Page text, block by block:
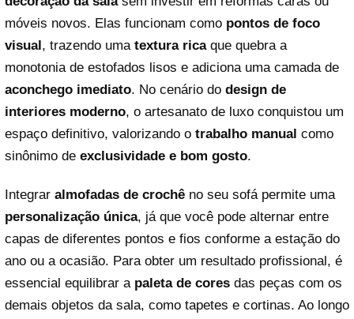
móveis novos. Elas funcionam como pontos de foco
visual , trazendo uma textura ricaque quebra a
monotonia de estofados lisos e adiciona uma camada de
aconchego imediato. No cenário do design de
interiores moderno, o artesanato de luxo conquistou um
espaço definitivo, valorizando o trabalho manual como
sinônimo de exclusividade e bom gosto.
Integrar almofadas de crochê no seu sofá permite uma
personalização única, já que você pode alternar entre
capas de diferentes pontos e fios conforme a estação do
ano ou a ocasião. Para obter um resultado profissional, é
essencial equilibrar a paleta de cores das peças com os
demais objetos da sala, como tapetes e cortinas. Ao longo